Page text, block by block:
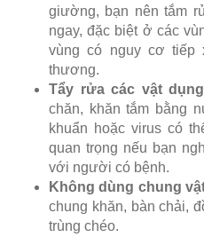
giường, bạn nên tắm
ngay, đặc biệt ở các
vùng có nguy cơ
thương.
Tẩy rửa các vật
chăn, khăn tắm bằng
khuẩn hoặc virus có
quan trọng nếu bạn
với người có bệnh.
Không dùng chung
chung khăn, bàn chải,
trùng chéo.